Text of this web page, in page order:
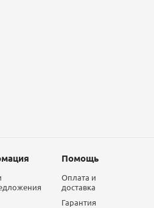
Помощь
Оплата и
доставка
Гарантия